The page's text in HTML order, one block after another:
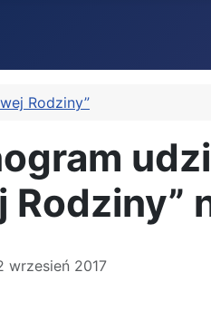
Rodziny”
Rodziny”
wrzesień 2017